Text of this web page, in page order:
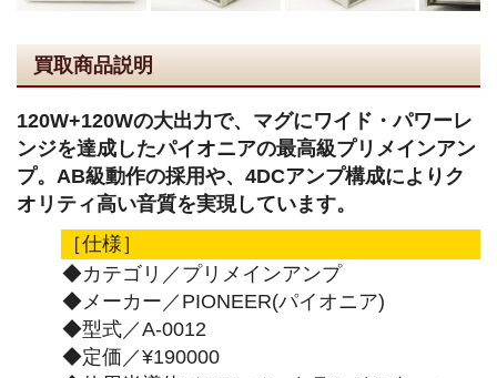
買取商品説明
120W+120Wの大出力で、マグにワイド・パワーレ
ンジを達成したパイオニアの最高級プリメインアン
プ。AB級動作の採用や、4DCアンプ構成によりク
オリティ高い音質を実現しています。
［仕様］
◆カテゴリ／プリメインアンプ
◆メーカー／PIONEER(パイオニア)
◆型式／A-0012
◆定価／¥190000